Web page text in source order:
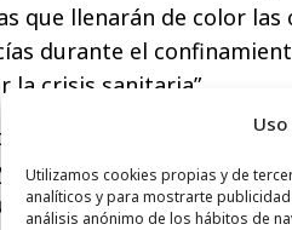
Utilizamos cookies propias y de
analíticos y para mostrarte
análisis anónimo de los hábitos de
que llenarán de color las
durante el
la crisis sanitaria”.
edición, aparte de
le aporta aún un
benéfica, al